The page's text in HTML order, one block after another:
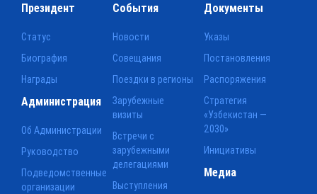
Президент
Статус
Биография
Награды
События
Новости
Совещания
Поездки в регионы
Зарубежные
визиты
Встречи с
зарубежными
делегациями
Выступления
Документы
Указы
Постановления
Распоряжения
Стратегия
«Узбекистан —
2030»
Инициативы
Администрация
Об Администрации
Руководство
Подведомственные
организации
Медиа